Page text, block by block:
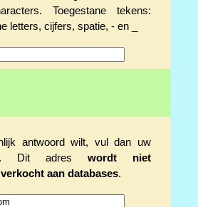
Toegestane tekens:
letters, cijfers, spatie, - en _
antwoord wilt, vul dan uw
Dit adres wordt niet
aan databases.